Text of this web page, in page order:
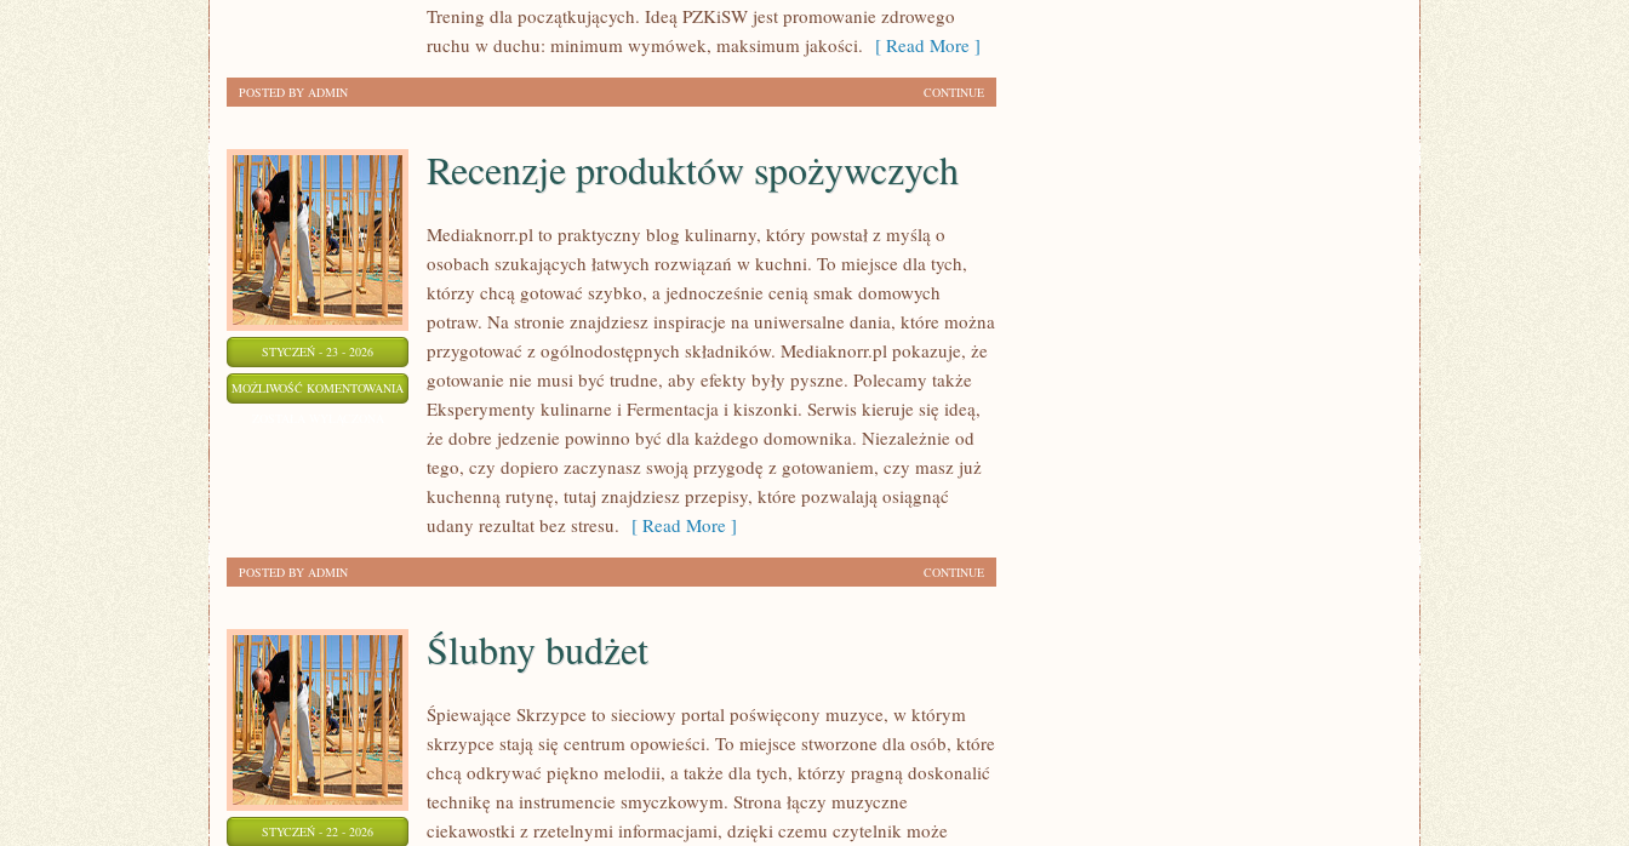
INSPIRACJE
Trening dla początkujących. Ideą PZKiSW jest promowanie zdrowego
ruchu w duchu: minimum wymówek, maksimum jakości. [ Read More ]
CONTINUE
POSTED BY ADMIN
STYCZEŃ - 23 - 2026
MOŻLIWOŚĆ KOMENTOWANIA RECENZJE
PRODUKTÓW
SPOŻYWCZYCH
Recenzje produktów spożywczych
Mediaknorr.pl to praktyczny blog kulinarny, który powstał z myślą o
osobach szukających łatwych rozwiązań w kuchni. To miejsce dla tych,
którzy chcą gotować szybko, a jednocześnie cenią smak domowych
potraw. Na stronie znajdziesz inspiracje na uniwersalne dania, które można
przygotować z ogólnodostępnych składników. Mediaknorr.pl pokazuje, że
gotowanie nie musi być trudne, aby efekty były pyszne. Polecamy także
Eksperymenty kulinarne i Fermentacja i kiszonki. Serwis kieruje się ideą,
że dobre jedzenie powinno być dla każdego domownika. Niezależnie od
tego, czy dopiero zaczynasz swoją przygodę z gotowaniem, czy masz już
kuchenną rutynę, tutaj znajdziesz przepisy, które pozwalają osiągnąć
udany rezultat bez stresu. [ Read More ]
CONTINUE
POSTED BY ADMIN
STYCZEŃ - 22 - 2026
Ślubny budżet
Śpiewające Skrzypce to sieciowy portal poświęcony muzyce, w którym
skrzypce stają się centrum opowieści. To miejsce stworzone dla osób, które
chcą odkrywać piękno melodii, a także dla tych, którzy pragną doskonalić
technikę na instrumencie smyczkowym. Strona łączy muzyczne
ciekawostki z rzetelnymi informacjami, dzięki czemu czytelnik może